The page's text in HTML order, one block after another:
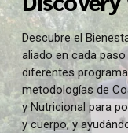
Descubre el
aliado en cada
diferentes
metodologías de
y Nutricional para
y cuerpo, y